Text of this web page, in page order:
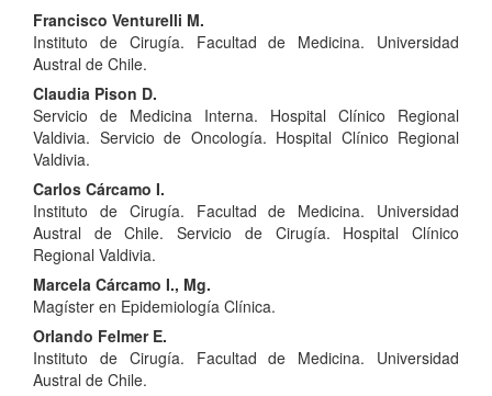
Contenido
principal
del
artículo
Francisco Venturelli M.
Instituto de Cirugía. Facultad de Medicina. Universidad
Austral de Chile.
Claudia Pison D.
Servicio de Medicina Interna. Hospital Clínico Regional
Valdivia. Servicio de Oncología. Hospital Clínico Regional
Valdivia.
Carlos Cárcamo I.
Instituto de Cirugía. Facultad de Medicina. Universidad
Austral de Chile. Servicio de Cirugía. Hospital Clínico
Regional Valdivia.
Marcela Cárcamo I., Mg.
Magíster en Epidemiología Clínica.
Orlando Felmer E.
Instituto de Cirugía. Facultad de Medicina. Universidad
Austral de Chile.